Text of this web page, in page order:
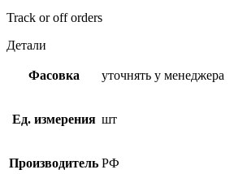
Track or off orders
Детали
Фасовка уточнять у менеджера
Ед. измерения шт
Производитель РФ